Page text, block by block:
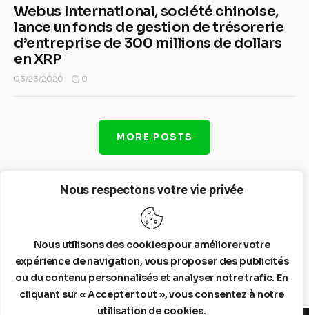
Nous respectons votre vie privée
Nous utilisons des cookies pour améliorer votre
expérience de navigation, vous proposer des publicités
ou du contenu personnalisés et analyser notre trafic. En
cliquant sur « Accepter tout », vous consentez à notre
utilisation de cookies.
Webus International, société chinoise,
lance un fonds de gestion de trésorerie
d’entreprise de 300 millions de dollars
en XRP
03/23/2020 0
MORE POSTS